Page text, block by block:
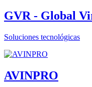
GVR - Global
Soluciones tecnológicas
AVINPRO